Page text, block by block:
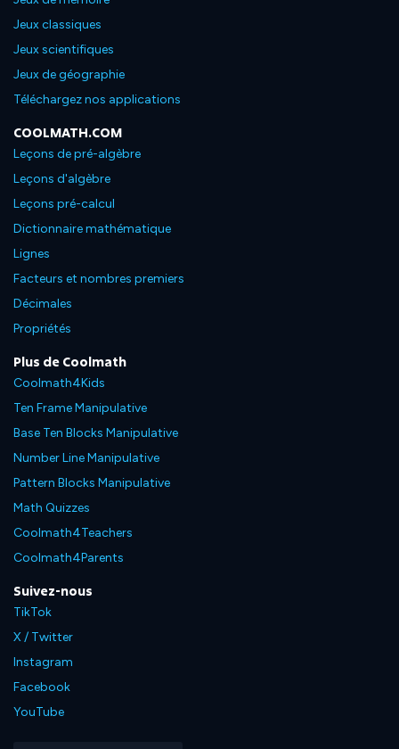
Jeux classiques
Jeux scientifiques
Jeux de géographie
Téléchargez nos applications
COOLMATH.COM
Leçons de pré-algèbre
Leçons d'algèbre
Leçons pré-calcul
Dictionnaire mathématique
Lignes
Facteurs et nombres premiers
Décimales
Propriétés
Plus de Coolmath
Coolmath4Kids
Ten Frame Manipulative
Base Ten Blocks Manipulative
Number Line Manipulative
Pattern Blocks Manipulative
Math Quizzes
Coolmath4Teachers
Coolmath4Parents
Suivez-nous
TikTok
X / Twitter
Instagram
Facebook
YouTube